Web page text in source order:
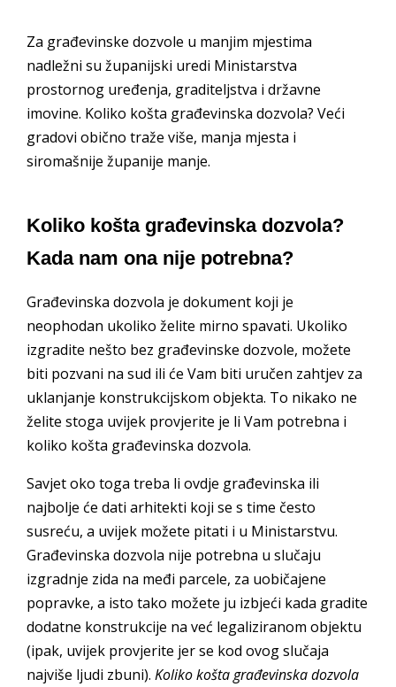
Za građevinske dozvole u manjim mjestima
nadležni su županijski uredi Ministarstva
prostornog uređenja, graditeljstva i državne
imovine. Koliko košta građevinska dozvola? Veći
gradovi obično traže više, manja mjesta i
siromašnije županije manje.
Koliko košta građevinska dozvola?
Kada nam ona nije potrebna?
Građevinska dozvola je dokument koji je
neophodan ukoliko želite mirno spavati. Ukoliko
izgradite nešto bez građevinske dozvole, možete
biti pozvani na sud ili će Vam biti uručen zahtjev za
uklanjanje konstrukcijskom objekta. To nikako ne
želite stoga uvijek provjerite je li Vam potrebna i
koliko košta građevinska dozvola.
Savjet oko toga treba li ovdje građevinska ili
najbolje će dati arhitekti koji se s time često
susreću, a uvijek možete pitati i u Ministarstvu.
Građevinska dozvola nije potrebna u slučaju
izgradnje zida na međi parcele, za uobičajene
popravke, a isto tako možete ju izbjeći kada gradite
dodatne konstrukcije na već legaliziranom objektu
(ipak, uvijek provjerite jer se kod ovog slučaja
najviše ljudi zbuni). Koliko košta građevinska dozvola